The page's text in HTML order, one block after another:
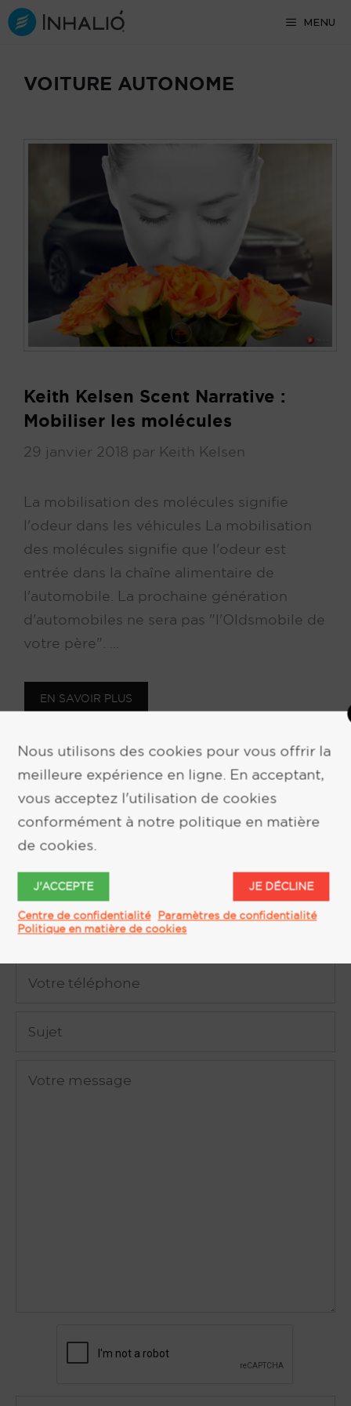
Skip
to
MENU
VOITURE AUTONOME
Keith Kelsen Scent Narrative :
Mobiliser les molécules
29 janvier 2018 par Keith Kelsen
La mobilisation des molécules signifie
l'odeur dans les véhicules La mobilisation
des molécules signifie que l'odeur est
entrée dans la chaîne alimentaire de
l'automobile. La prochaine génération
d'automobiles ne sera pas "l'Oldsmobile de
votre père". ...
EN SAVOIR PLUS
DEMANDE D'INFORMATION
Nous utilisons des cookies pour vous offrir la
meilleure expérience en ligne. En acceptant,
vous acceptez l'utilisation de cookies
conformément à notre politique en matière
de cookies.
J'ACCEPTE JE DÉCLINE
Centre de confidentialité Paramètres de confidentialité
Politique en matière de cookies